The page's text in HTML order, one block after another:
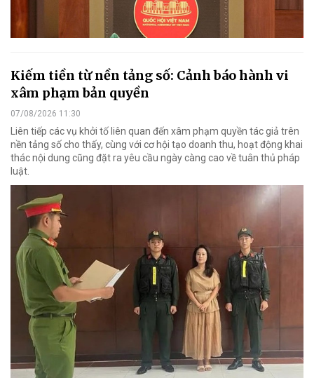
Kiếm tiền từ nền tảng số: Cảnh báo hành vi
xâm phạm bản quyền
07/08/2026 11:30
Liên tiếp các vụ khởi tố liên quan đến xâm phạm quyền tác giả trên
nền tảng số cho thấy, cùng với cơ hội tạo doanh thu, hoạt động khai
thác nội dung cũng đặt ra yêu cầu ngày càng cao về tuân thủ pháp
luật.